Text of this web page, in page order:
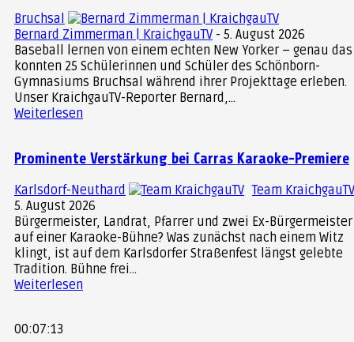
Gegenwart. Die Exponate und ihre Standorte im
Gelände hat der Künstler selbst bestimmt.
Ein Besuch lohnt sich!
Wer sich selbst ein Bild von Goertz´
hatin Heidelberg bis zum 25. Oktoberdie
Gelegenheit dazu. Der Schlossgarten kann
tagsüber durchgängig
werden.
„Der allegorische Blick – Jürgen Goertz –
Bruchsal
Bernard Zimmerman | KraichgauTV - 5. August 2026
Baseball lernen von einem echten New Yorker – genau das
konnten 25 Schülerinnen und Schüler des Schönborn-
Gymnasiums Bruchsal während ihrer Projekttage erleben.
Unser KraichgauTV-Reporter Bernard,...
Weiterlesen
Prominente Verstärkung bei Carras Karaoke-Premiere
Karlsdorf-Neuthard
Team KraichgauTV
5. August 2026
Bürgermeister, Landrat, Pfarrer und zwei Ex-Bürgermeister
auf einer Karaoke-Bühne? Was zunächst nach einem Witz
klingt, ist auf dem Karlsdorfer Straßenfest längst gelebte
Tradition. Bühne frei...
Weiterlesen
00:07:13